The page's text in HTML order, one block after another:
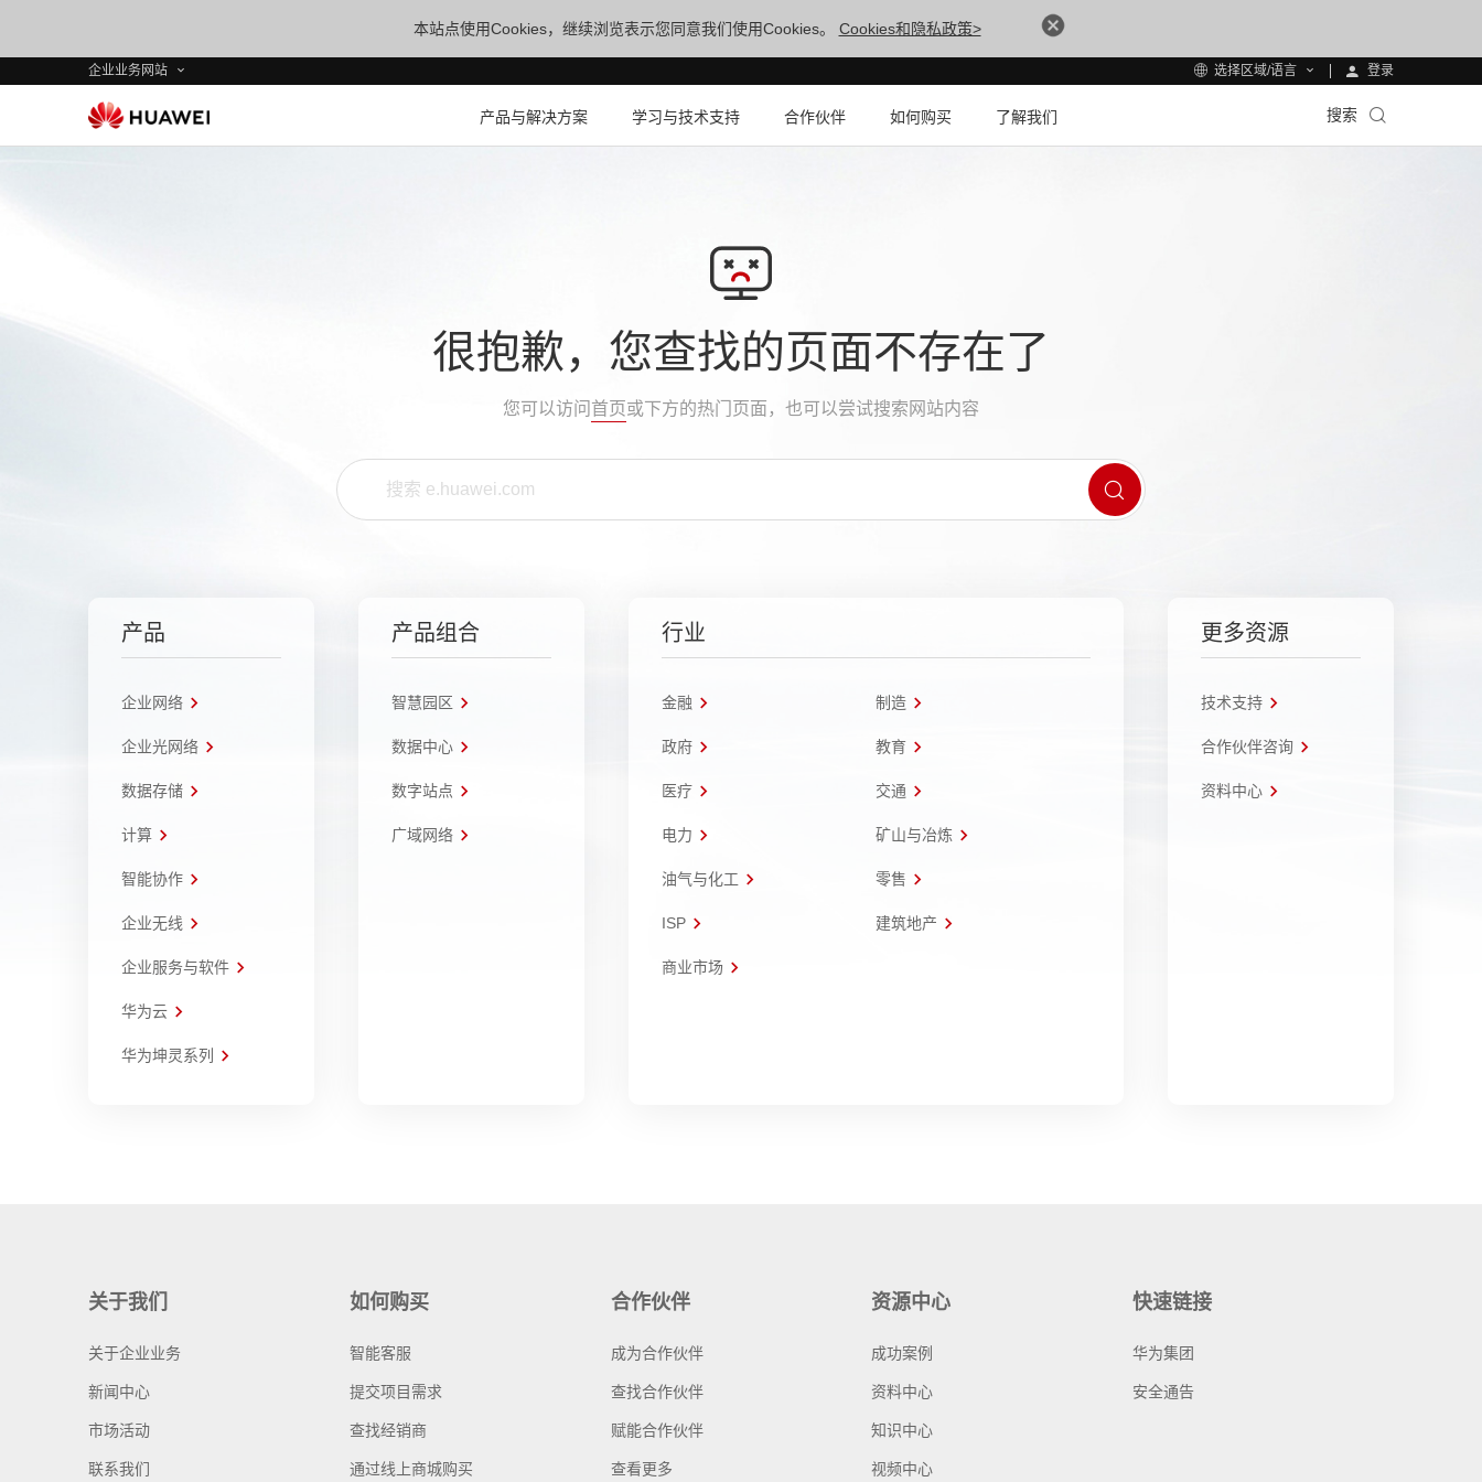
本站点使用Cookies，继续浏览表示您同意我们使用Cookies。 Cookies和隐私政策>
企业业务网站 选择区域/语言 登录
产品与解决方案 学习与技术支持 合作伙伴 如何购买 了解我们 搜索
很抱歉，您查找的页面不存在了
您可以访问 首页或下方的热门页面，也可以尝试搜索网站内容
产品
企业网络
企业光网络
数据存储
计算
智能协作
企业无线
企业服务与软件
华为云
华为坤灵系列
产品组合
智慧园区
数据中心
数字站点
广域网络
行业
金融 制造
政府 教育
医疗 交通
电力 矿山与冶炼
油气与化工 零售
ISP 建筑地产
商业市场
更多资源
技术支持
合作伙伴咨询
资料中心
关于我们
关于企业业务
新闻中心
市场活动
联系我们
如何购买
智能客服
提交项目需求
查找经销商
通过线上商城购买
合作伙伴
成为合作伙伴
查找合作伙伴
赋能合作伙伴
查看更多
资源中心
成功案例
资料中心
知识中心
视频中心
快速链接
华为集团
安全通告